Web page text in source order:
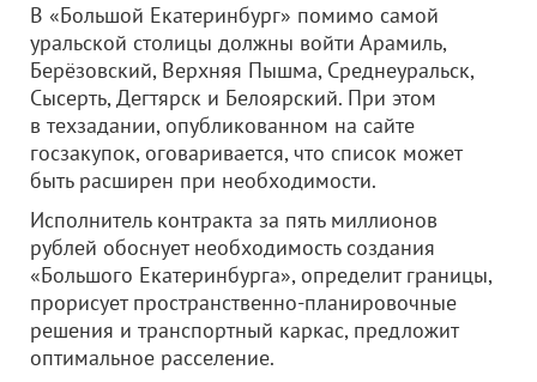
В «Большой Екатеринбург» помимо самой
уральской столицы должны войти Арамиль,
Берёзовский, Верхняя Пышма, Среднеуральск,
Сысерть, Дегтярск и Белоярский. При этом
в техзадании, опубликованном на сайте
госзакупок, оговаривается, что список может
быть расширен при необходимости.
Исполнитель контракта за пять миллионов
рублей обоснует необходимость создания
«Большого Екатеринбурга», определит границы,
прорисует пространственно-планировочные
решения и транспортный каркас, предложит
оптимальное расселение.